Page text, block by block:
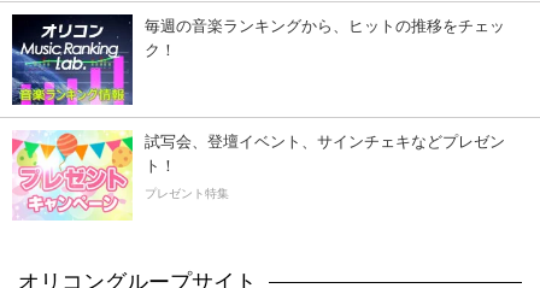
毎週の音楽ランキングから、ヒットの推移をチェッ
ク！
試写会、登壇イベント、サインチェキなどプレゼン
ト！
プレゼント特集
オリコングループサイト